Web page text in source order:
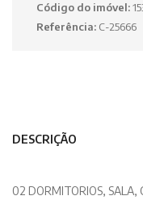
Código do imóvel:
Referência: C-25666
DESCRIÇÃO
02 DORMITORIOS, SALA,